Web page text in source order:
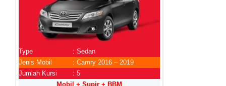
Type
: Sedan
Jenis Mobil
: Camry 2016 – 2019
Jumlah Kursi
: 5
Mobil + Supir + BBM